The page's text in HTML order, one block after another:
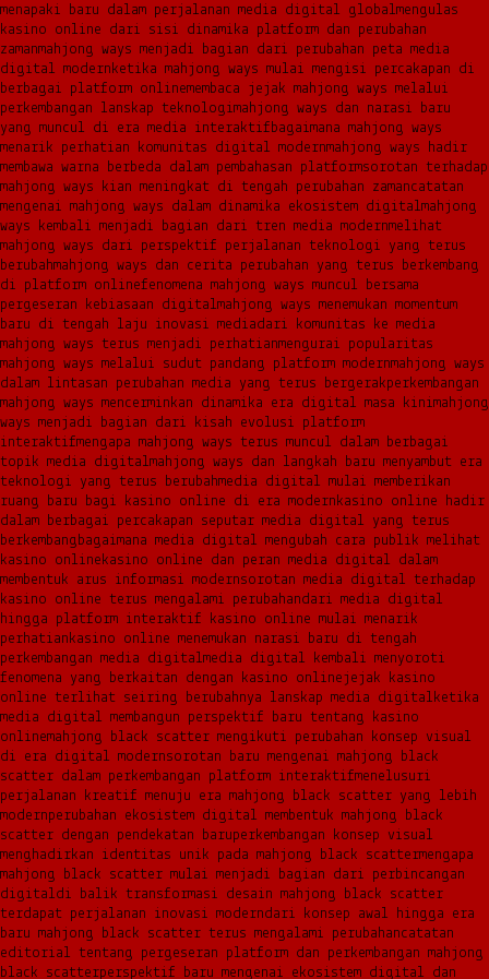
menapaki baru dalam perjalanan media digital globalmengulas
kasino online dari sisi dinamika platform dan perubahan
zamanmahjong ways menjadi bagian dari perubahan peta media
digital modern ketika mahjong ways mulai mengisi percakapan di
berbagai platform onlinemembaca jejak mahjong ways melalui
perkembangan lanskap teknologimahjong ways dan narasi baru
yang muncul di era media interaktif bagaimana mahjong ways
menarik perhatian komunitas digital modernmahjong ways hadir
membawa warna berbeda dalam pembahasan platformsorotan terhadap
mahjong ways kian meningkat di tengah perubahan zamancatatan
mengenai mahjong ways dalam dinamika ekosistem digitalmahjong
ways kembali menjadi bagian dari tren media modernmelihat
mahjong ways dari perspektif perjalanan teknologi yang terus
berubahmahjong ways dan cerita perubahan yang terus berkembang
di platform onlinefenomena mahjong ways muncul bersama
pergeseran kebiasaan digitalmahjong ways menemukan momentum
baru di tengah laju inovasi mediadari komunitas ke media
mahjong ways terus menjadi perhatianmengurai popularitas
mahjong ways melalui sudut pandang platform modernmahjong ways
dalam lintasan perubahan media yang terus bergerakperkembangan
mahjong ways mencerminkan dinamika era digital masa kinimahjong
ways menjadi bagian dari kisah evolusi platform
interaktifmengapa mahjong ways terus muncul dalam berbagai
topik media digitalmahjong ways dan langkah baru menyambut era
teknologi yang terus berubahmedia digital mulai memberikan
ruang baru bagi kasino online di era modern kasino online hadir
dalam berbagai percakapan seputar media digital yang terus
berkembang bagaimana media digital mengubah cara publik melihat
kasino online kasino online dan peran media digital dalam
membentuk arus informasi modernsorotan media digital terhadap
kasino online terus mengalami perubahandari media digital
hingga platform interaktif kasino online mulai menarik
perhatian kasino online menemukan narasi baru di tengah
perkembangan media digitalmedia digital kembali menyoroti
fenomena yang berkaitan dengan kasino onlinejejak kasino
online terlihat seiring berubahnya lanskap media digital ketika
media digital membangun perspektif baru tentang kasino
onlinemahjong black scatter mengikuti perubahan konsep visual
di era digital modernsorotan baru mengenai mahjong black
scatter dalam perkembangan platform interaktifmenelusuri
perjalanan kreatif menuju era mahjong black scatter yang lebih
modernperubahan ekosistem digital membentuk mahjong black
scatter dengan pendekatan baruperkembangan konsep visual
menghadirkan identitas unik pada mahjong black scattermengapa
mahjong black scatter mulai menjadi bagian dari perbincangan
digitaldi balik transformasi desain mahjong black scatter
terdapat perjalanan inovasi moderndari konsep awal hingga era
baru mahjong black scatter terus mengalami perubahancatatan
editorial tentang pergeseran platform dan perkembangan mahjong
black scatterperspektif baru mengenai ekosistem digital dan